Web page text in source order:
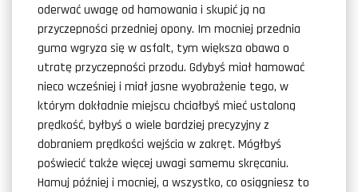
oderwać uwagę od hamowania i skupić ją na
przyczepności przedniej opony. Im mocniej przednia
guma wgryza się w asfalt, tym większa obawa o
utratę przyczepności przodu. Gdybyś miał hamować
nieco wcześniej i miał jasne wyobrażenie tego, w
którym dokładnie miejscu chciałbyś mieć ustaloną
prędkość, byłbyś o wiele bardziej precyzyjny z
dobraniem prędkości wejścia w zakręt. Mógłbyś
poświecić także więcej uwagi samemu skręcaniu.
Hamuj później i mocniej, a wszystko, co osiągniesz to